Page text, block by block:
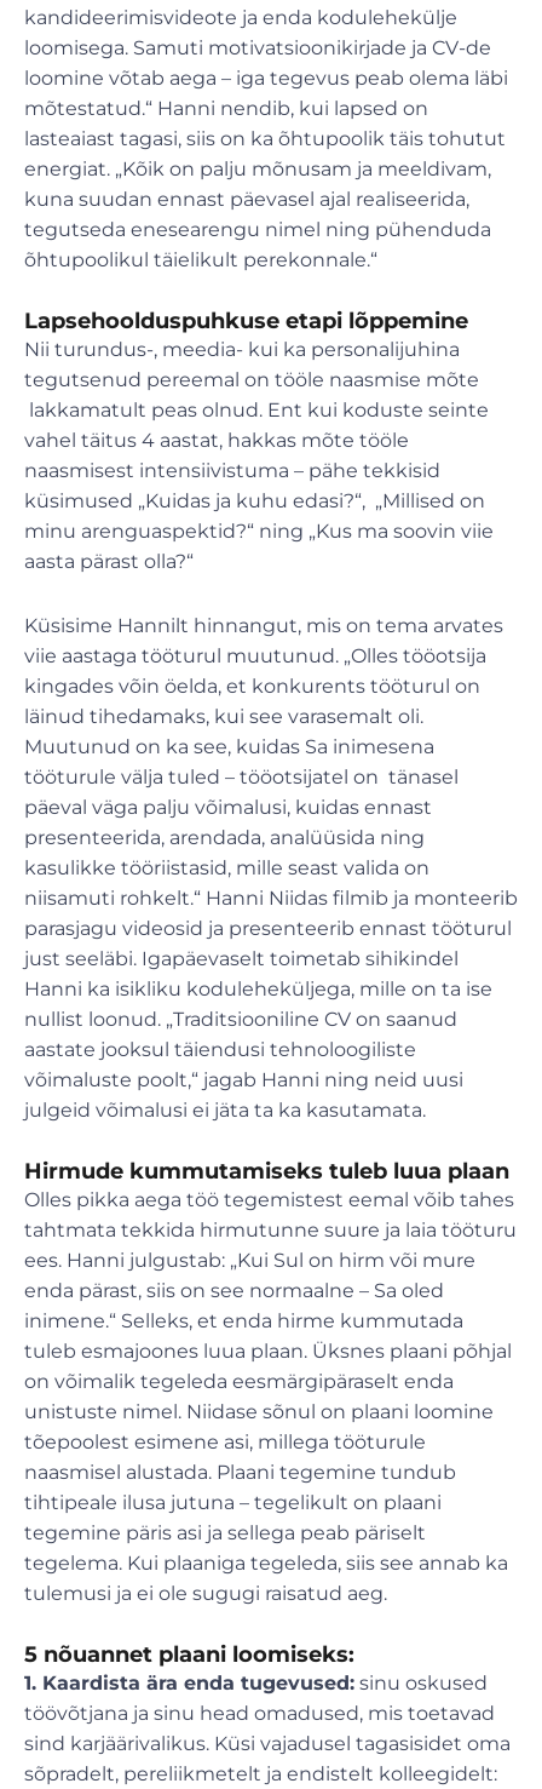
kandideerimisvideote ja enda kodulehekülje
loomisega. Samuti motivatsioonikirjade ja CV-de
loomine võtab aega – iga tegevus peab olema läbi
mõtestatud.“ Hanni nendib, kui lapsed on
lasteaiast tagasi, siis on ka õhtupoolik täis tohutut
energiat. „Kõik on palju mõnusam ja meeldivam,
kuna suudan ennast päevasel ajal realiseerida,
tegutseda enesearengu nimel ning pühenduda
õhtupoolikul täielikult perekonnale.“
Lapsehoolduspuhkuse etapi lõppemine
Nii turundus-, meedia- kui ka personalijuhina
tegutsenud pereemal on tööle naasmise mõte
lakkamatult peas olnud. Ent kui koduste seinte
vahel täitus 4 aastat, hakkas mõte tööle
naasmisest intensiivistuma – pähe tekkisid
küsimused „Kuidas ja kuhu edasi?“, „Millised on
minu arenguaspektid?“ ning „Kus ma soovin viie
aasta pärast olla?“
Küsisime Hannilt hinnangut, mis on tema arvates
viie aastaga tööturul muutunud. „Olles tööotsija
kingades võin öelda, et konkurents tööturul on
läinud tihedamaks, kui see varasemalt oli.
Muutunud on ka see, kuidas Sa inimesena
tööturule välja tuled – tööotsijatel on tänasel
päeval väga palju võimalusi, kuidas ennast
presenteerida, arendada, analüüsida ning
kasulikke tööriistasid, mille seast valida on
niisamuti rohkelt.“ Hanni Niidas filmib ja monteerib
parasjagu videosid ja presenteerib ennast tööturul
just seeläbi. Igapäevaselt toimetab sihikindel
Hanni ka isikliku koduleheküljega, mille on ta ise
nullist loonud. „Traditsiooniline CV on saanud
aastate jooksul täiendusi tehnoloogiliste
võimaluste poolt,“ jagab Hanni ning neid uusi
julgeid võimalusi ei jäta ta ka kasutamata.
Hirmude kummutamiseks tuleb luua plaan
Olles pikka aega töö tegemistest eemal võib tahes
tahtmata tekkida hirmutunne suure ja laia tööturu
ees. Hanni julgustab: „Kui Sul on hirm või mure
enda pärast, siis on see normaalne – Sa oled
inimene.“ Selleks, et enda hirme kummutada
tuleb esmajoones luua plaan. Üksnes plaani põhjal
on võimalik tegeleda eesmärgipäraselt enda
unistuste nimel. Niidase sõnul on plaani loomine
tõepoolest esimene asi, millega tööturule
naasmisel alustada. Plaani tegemine tundub
tihtipeale ilusa jutuna – tegelikult on plaani
tegemine päris asi ja sellega peab päriselt
tegelema. Kui plaaniga tegeleda, siis see annab ka
tulemusi ja ei ole sugugi raisatud aeg.
5 nõuannet plaani loomiseks:
1. Kaardista ära enda tugevused: sinu oskused
töövõtjana ja sinu head omadused, mis toetavad
sind karjäärivalikus. Küsi vajadusel tagasisidet oma
sõpradelt, pereliikmetelt ja endistelt kolleegidelt: